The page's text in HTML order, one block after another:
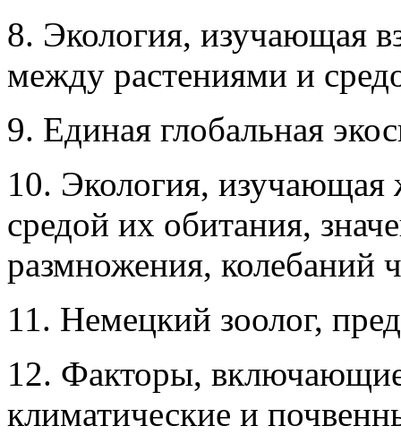
8. Экология, изучающая
между растениями и
9. Единая глобальная
10. Экология, изучающая
средой их обитания,
размножения, колебаний
11. Немецкий зоолог,
12. Факторы,
климатические и